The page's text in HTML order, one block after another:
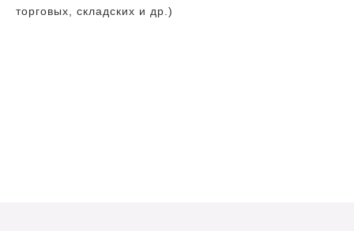
торговых, складских и др.)